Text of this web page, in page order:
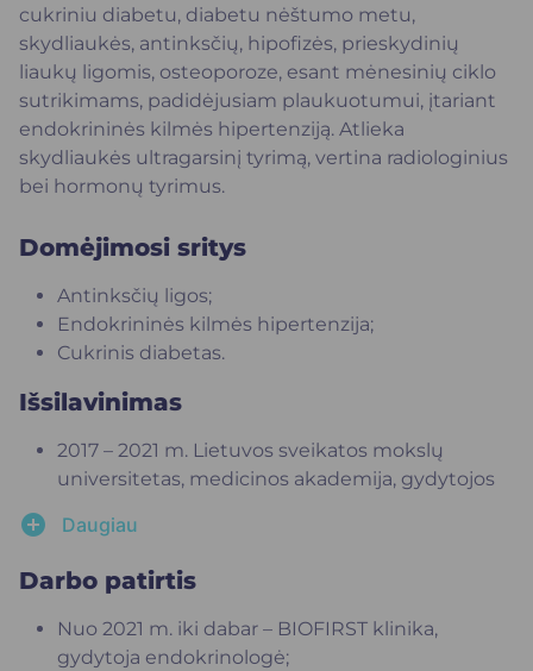
cukriniu diabetu, diabetu nėštumo metu,
skydliaukės, antinksčių, hipofizės, prieskydinių
liaukų ligomis, osteoporoze, esant mėnesinių ciklo
sutrikimams, padidėjusiam plaukuotumui, įtariant
endokrininės kilmės hipertenziją. Atlieka
skydliaukės ultragarsinį tyrimą, vertina radiologinius
bei hormonų tyrimus.
Domėjimosi sritys
Antinksčių ligos;
Endokrininės kilmės hipertenzija;
Cukrinis diabetas.
Išsilavinimas
2017 – 2021 m. Lietuvos sveikatos mokslų
universitetas, medicinos akademija, gydytojos
2011 – 2017 m. Lietuvos sveikatos mokslų
universitetas, medicinos fakultetas, gydytojo
kvalifikacija.
add_circle Daugiau
Darbo patirtis
Nuo 2021 m. iki dabar – BIOFIRST klinika,
gydytoja endokrinologė;